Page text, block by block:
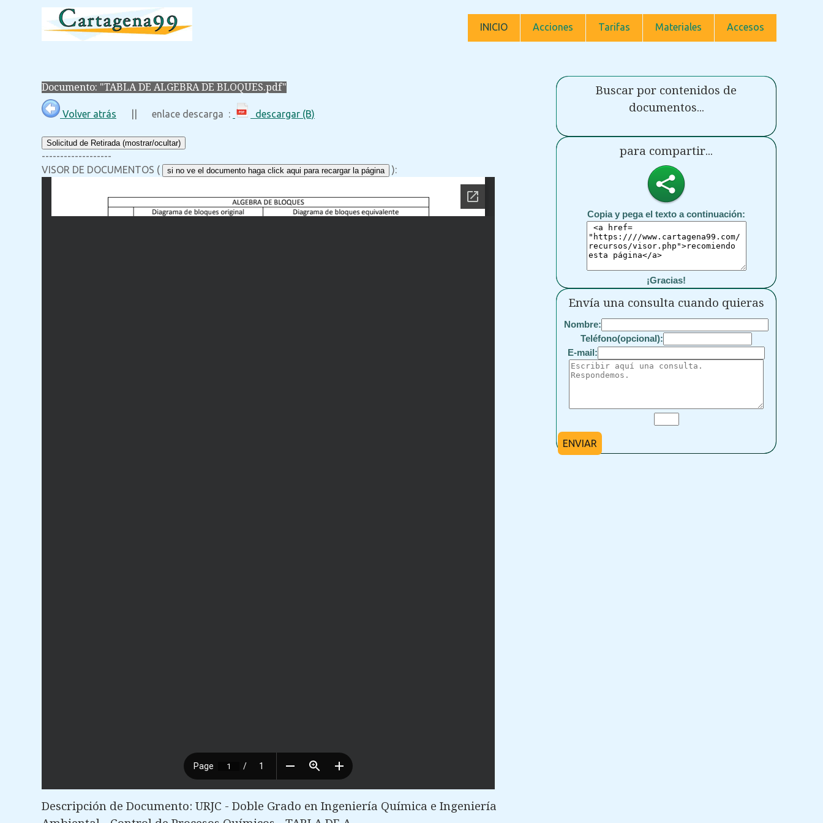
INICIO Acciones Tarifas Materiales Accesos
Documento: "TABLA DE ALGEBRA DE BLOQUES.pdf"
Volver atrás || enlace descarga : descargar (B)
Solicitud de Retirada (mostrar/ocultar)
-------------------
VISOR DE DOCUMENTOS (
si no ve el documento haga click aqui para recargar la página ):
Descripción de Documento: URJC - Doble Grado en Ingeniería Química e Ingeniería
Buscar por contenidos de
documentos...
para compartir...
Copia y pega el texto a continuación:
¡Gracias!
Envía una consulta cuando quieras
Nombre:
Teléfono(opcional):
E-mail:
ENVIAR